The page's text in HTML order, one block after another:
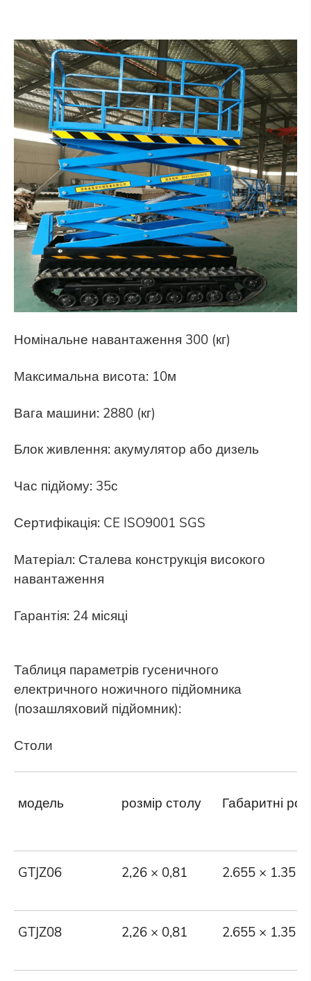
Номінальне навантаження 300 (кг)
Максимальна висота: 10м
Вага машини: 2880 (кг)
Блок живлення: акумулятор або дизель
Час підйому: 35с
Сертифікація: CE ISO9001 SGS
Матеріал: Сталева конструкція високого
навантаження
Гарантія: 24 місяці
Таблиця параметрів гусеничного
електричного ножичного підйомника
(позашляховий підйомник):
Столи
модель розмір столу Габаритні
GTJZ06 2,26 × 0,81 2.655 × 1.35 ×
GTJZ08 2,26 × 0,81 2.655 × 1.35 ×